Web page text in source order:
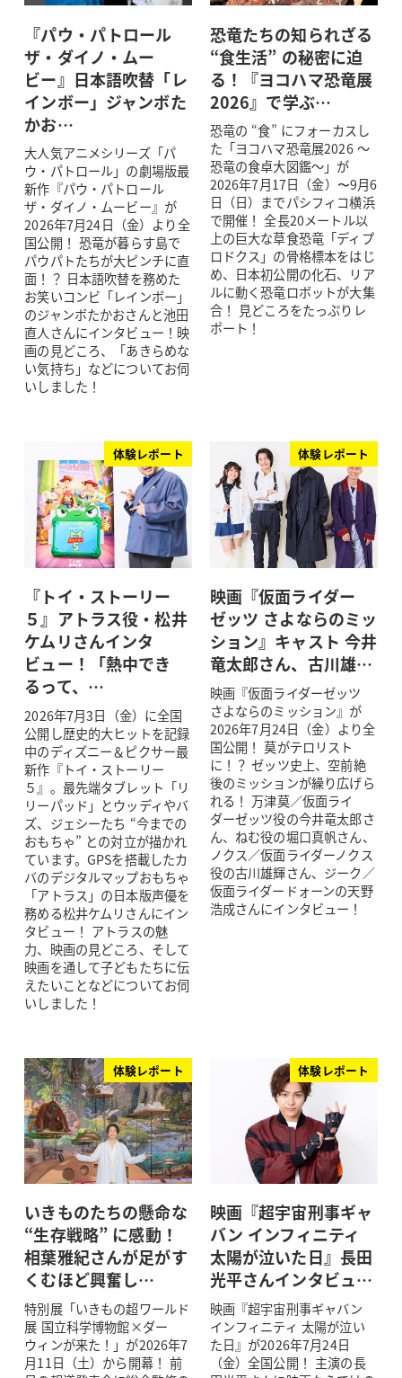
『パウ・パトロール
ザ・ダイノ・ムー
ビー』日本語吹替「レ
インボー」ジャンボた
かお…
大人気アニメシリーズ「パ
ウ・パトロール」の劇場版最
新作『パウ・パトロール
ザ・ダイノ・ムービー』が
2026年7月24日（金）より全
国公開！ 恐竜が暮らす島で
パウパトたちが大ピンチに直
面！？ 日本語吹替を務めた
お笑いコンビ「レインボー」
のジャンボたかおさんと池田
直人さんにインタビュー！映
画の見どころ、「あきらめな
い気持ち」などについてお伺
いしました！
恐竜たちの知られざる
“食生活” の秘密に迫
る！『ヨコハマ恐竜展
2026』で学ぶ…
恐竜の “食” にフォーカスし
た「ヨコハマ恐竜展2026 ～
恐竜の食卓大図鑑～」が
2026年7月17日（金）〜9月6
日（日）までパシフィコ横浜
で開催！ 全長20メートル以
上の巨大な草食恐竜「ディプ
ロドクス」の骨格標本をはじ
め、日本初公開の化石、リア
ルに動く恐竜ロボットが大集
合！ 見どころをたっぷりレ
ポート！
体験レポート
『トイ・ストーリー
５』アトラス役・松井
ケムリさんインタ
ビュー！「熱中でき
るって、…
2026年7月3日（金）に全国
公開し歴史的大ヒットを記録
中のディズニー＆ピクサー最
新作『トイ・ストーリー
５』。最先端タブレット「リ
リーパッド」とウッディやバ
ズ、ジェシーたち “今までの
おもちゃ” との対立が描かれ
ています。GPSを搭載したカ
バのデジタルマップおもちゃ
「アトラス」の日本版声優を
務める松井ケムリさんにイン
タビュー！ アトラスの魅
力、映画の見どころ、そして
映画を通して子どもたちに伝
えたいことなどについてお伺
いしました！
体験レポート
映画『仮面ライダー
ゼッツ さよならのミッ
ション』キャスト 今井
竜太郎さん、古川雄…
映画『仮面ライダーゼッツ
さよならのミッション』が
2026年7月24日（金）より全
国公開！ 莫がテロリスト
に！？ ゼッツ史上、空前絶
後のミッションが繰り広げら
れる！ 万津莫／仮面ライ
ダーゼッツ役の今井竜太郎さ
ん、ねむ役の堀口真帆さん、
ノクス／仮面ライダーノクス
役の古川雄輝さん、ジーク／
仮面ライダードォーンの天野
浩成さんにインタビュー！
体験レポート
いきものたちの懸命な
“生存戦略” に感動！
相葉雅紀さんが足がす
くむほど興奮し…
特別展「いきもの超ワールド
展 国立科学博物館×ダー
ウィンが来た！」が2026年7
月11日（土）から開幕！ 前
体験レポート
映画『超宇宙刑事ギャ
バン インフィニティ
太陽が泣いた日』長田
光平さんインタビュ…
映画『超宇宙刑事ギャバン
インフィニティ 太陽が泣い
た日』が2026年7月24日
（金）全国公開！ 主演の長